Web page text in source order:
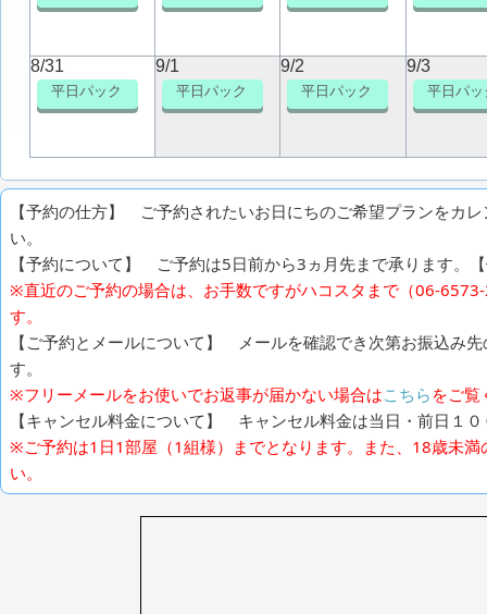
8/31
平日パック
9/1
平日パック
9/2
平日パック
9/3
平日パッ
【予約の仕方】 ご予約されたいお日にちのご希望プランをカ
い。
【予約について】 ご予約は5日前から3ヵ月先まで承ります。
※直近のご予約の場合は、お手数ですがハコスタまで（06-
す。
【ご予約とメールについて】 メールを確認でき次第お振込み
す。
※フリーメールをお使いでお返事が届かない場合はこちら をご覧
【キャンセル料金について】 キャンセル料金は当日・前日１
※ご予約は1日1部屋（1組様）までとなります。また、18歳未
い。